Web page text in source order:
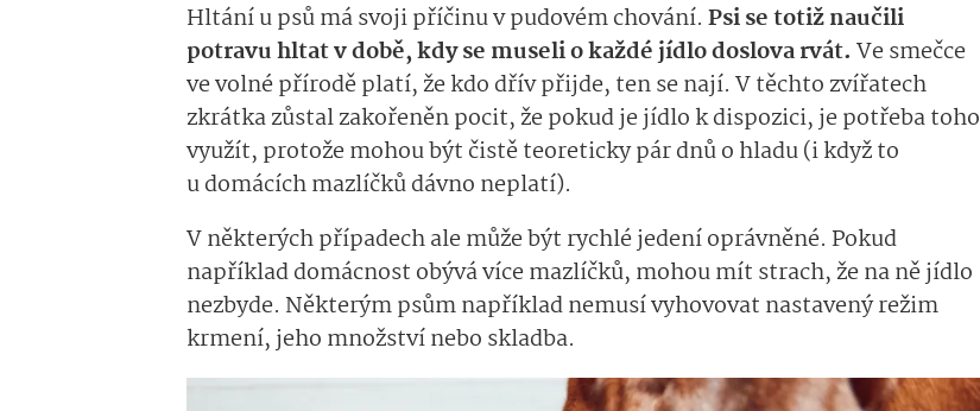
Hltání u psů má svoji příčinu v pudovém chování. Psi se totiž naučili
potravu hltat v době, kdy se museli o každé jídlo doslova rvát. Ve smečce
ve volné přírodě platí, že kdo dřív přijde, ten se nají. V těchto zvířatech
zkrátka zůstal zakořeněn pocit, že pokud je jídlo k dispozici, je potřeba toho
využít, protože mohou být čistě teoreticky pár dnů o hladu (i když to
u domácích mazlíčků dávno neplatí).
V některých případech ale může být rychlé jedení oprávněné. Pokud
například domácnost obývá více mazlíčků, mohou mít strach, že na ně jídlo
nezbyde. Některým psům například nemusí vyhovovat nastavený režim
krmení, jeho množství nebo skladba.